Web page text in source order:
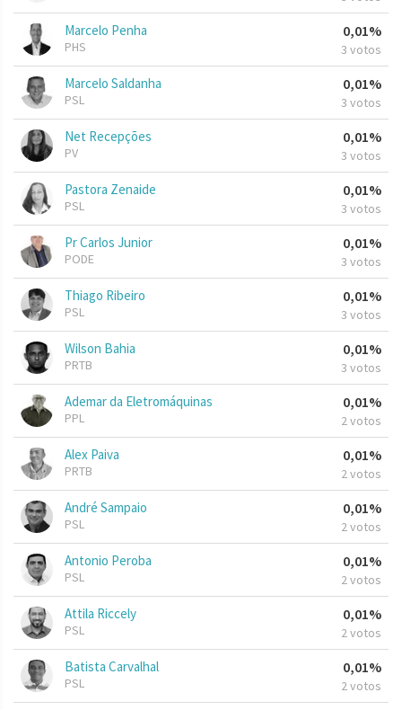
Marcelo Penha
PHS
0,01%
3 votos
Marcelo Saldanha
PSL
0,01%
3 votos
Net Recepções
PV
0,01%
3 votos
Pastora Zenaide
PSL
0,01%
3 votos
Pr Carlos Junior
PODE
0,01%
3 votos
Thiago Ribeiro
PSL
0,01%
3 votos
Wilson Bahia
PRTB
0,01%
3 votos
Ademar da Eletromáquinas
PPL
0,01%
2 votos
Alex Paiva
PRTB
0,01%
2 votos
André Sampaio
PSL
0,01%
2 votos
Antonio Peroba
PSL
0,01%
2 votos
Attila Riccely
PSL
0,01%
2 votos
Batista Carvalhal
PSL
0,01%
2 votos